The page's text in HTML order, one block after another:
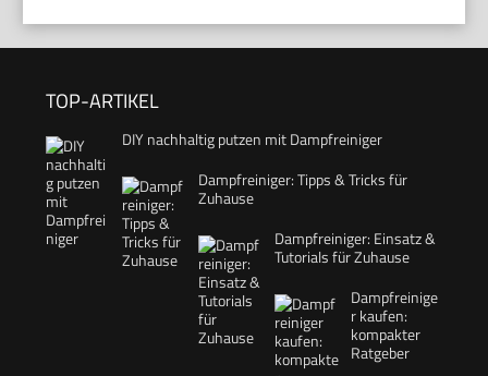
TOP-ARTIKEL
DIY nachhaltig putzen mit Dampfreiniger
Dampfreiniger: Tipps & Tricks für
Zuhause
Dampfreiniger: Einsatz &
Tutorials für Zuhause
Dampfreinige
r kaufen:
kompakter
Ratgeber